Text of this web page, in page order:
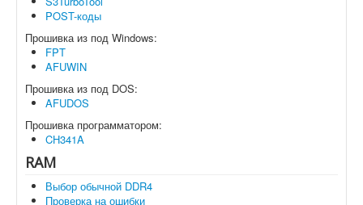
POST-коды
Прошивка из под Windows:
FPT
AFUWIN
Прошивка из под DOS:
AFUDOS
Прошивка программатором:
CH341A
RAM
Выбор обычной DDR4
Проверка на ошибки